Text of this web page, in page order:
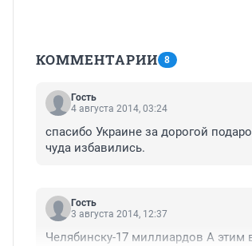
КОММЕНТАРИИ 8
Гость
4 августа 2014, 03:24
спасибо Украине за дорогой
чуда избавились.
Гость
3 августа 2014, 12:37
Челябинску-17 миллиардов А этим